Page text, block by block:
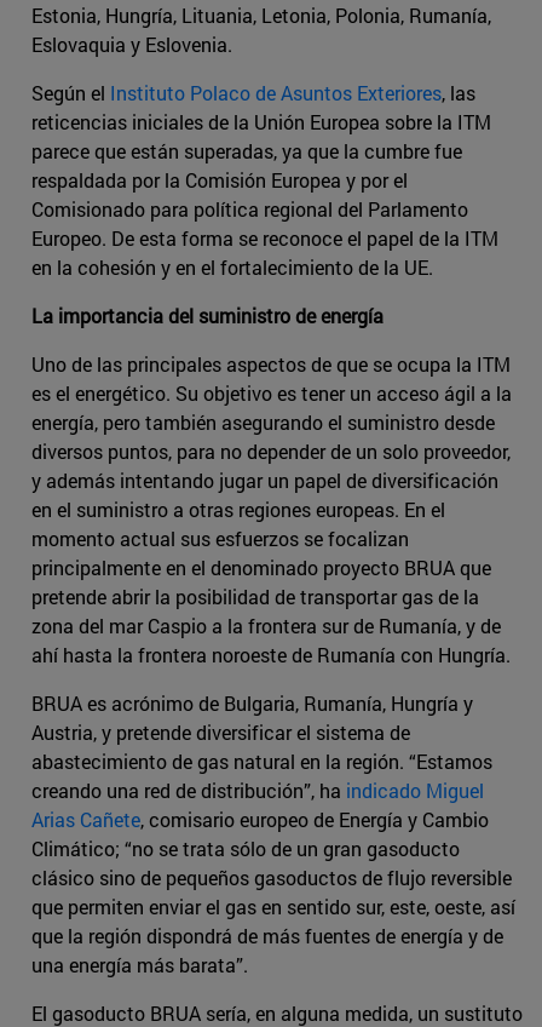
Estonia, Hungría, Lituania, Letonia, Polonia, Rumanía,
Eslovaquia y Eslovenia.
Según el Instituto Polaco de Asuntos Exteriores, las
reticencias iniciales de la Unión Europea sobre la ITM
parece que están superadas, ya que la cumbre fue
respaldada por la Comisión Europea y por el
Comisionado para política regional del Parlamento
Europeo. De esta forma se reconoce el papel de la ITM
en la cohesión y en el fortalecimiento de la UE.
La importancia del suministro de energía
Uno de las principales aspectos de que se ocupa la ITM
es el energético. Su objetivo es tener un acceso ágil a la
energía, pero también asegurando el suministro desde
diversos puntos, para no depender de un solo proveedor,
y además intentando jugar un papel de diversificación
en el suministro a otras regiones europeas. En el
momento actual sus esfuerzos se focalizan
principalmente en el denominado proyecto BRUA que
pretende abrir la posibilidad de transportar gas de la
zona del mar Caspio a la frontera sur de Rumanía, y de
ahí hasta la frontera noroeste de Rumanía con Hungría.
BRUA es acrónimo de Bulgaria, Rumanía, Hungría y
Austria, y pretende diversificar el sistema de
abastecimiento de gas natural en la región. “Estamos
creando una red de distribución”, ha indicado Miguel
Arias Cañete, comisario europeo de Energía y Cambio
Climático; “no se trata sólo de un gran gasoducto
clásico sino de pequeños gasoductos de flujo reversible
que permiten enviar el gas en sentido sur, este, oeste, así
que la región dispondrá de más fuentes de energía y de
una energía más barata”.
El gasoducto BRUA sería, en alguna medida, un sustituto